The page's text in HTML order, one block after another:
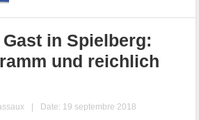
Gast in Spielberg:
und reichlich
| Date: 19 septembre 2018